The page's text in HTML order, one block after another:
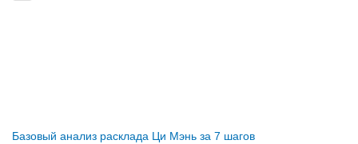
Базовый анализ расклада Ци Мэнь за 7 шагов